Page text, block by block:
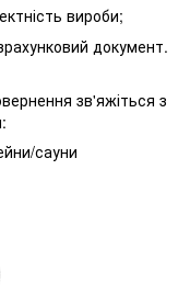
вироби;
документ.
зв'яжіться з
сауни